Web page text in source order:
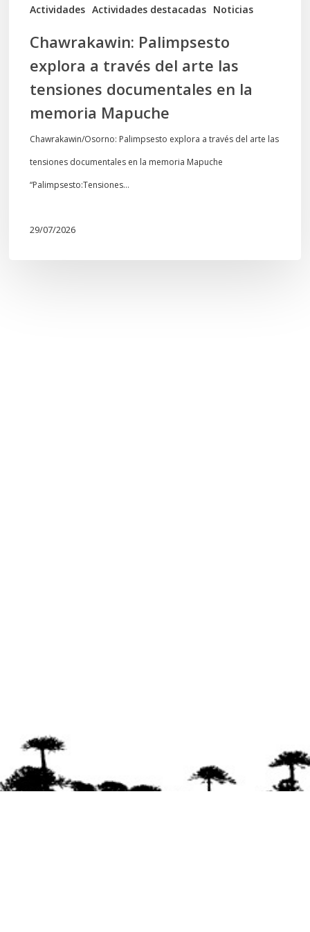
Actividades Actividades destacadas Noticias
documentales
memoria
Mapuche
Chawrakawin: Palimpsesto
explora a través del arte las
tensiones documentales en la
memoria Mapuche
Chawrakawin/Osorno: Palimpsesto explora a través del arte las
tensiones documentales en la memoria Mapuche
“Palimpsesto:Tensiones…
29/07/2026